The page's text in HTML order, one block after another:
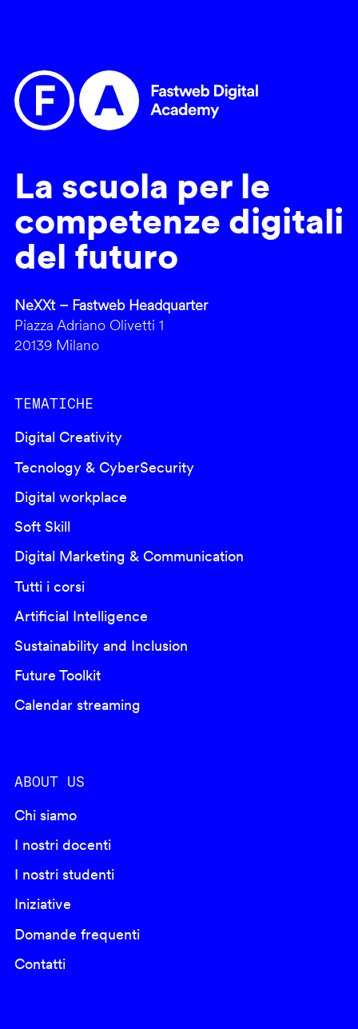
La scuola per le
competenze digitali
del futuro
NeXXt – Fastweb Headquarter
Piazza Adriano Olivetti 1
20139 Milano
TEMATICHE
Digital Creativity
Tecnology & CyberSecurity
Digital workplace
Soft Skill
Digital Marketing & Communication
Tutti i corsi
Artificial Intelligence
Sustainability and Inclusion
Future Toolkit
Calendar streaming
ABOUT US
Chi siamo
I nostri docenti
I nostri studenti
Iniziative
Domande frequenti
Contatti